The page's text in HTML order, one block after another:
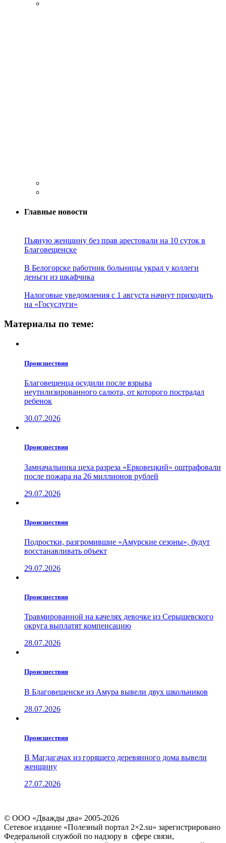
Главные новости
Пьяную женщину без прав арестовали на 10 суток в
Благовещенске
В Белогорске работник больницы украл у коллеги
деньги из шкафчика
Налоговые уведомления с 1 августа начнут приходить
на «Госуслуги»
Материалы по теме:
Проиcшествия
Благовещенца осудили после взрыва
неутилизированного салюта, от которого пострадал
ребенок
30.07.2026
Проиcшествия
Замначальника цеха разреза «Ерковецкий» оштрафовали
после пожара на 26 миллионов рублей
29.07.2026
Проиcшествия
Подростки, разгромившие «Амурские сезоны», будут
восстанавливать объект
29.07.2026
Проиcшествия
Травмированной на качелях девочке из Серышевского
округа выплатят компенсацию
28.07.2026
Проиcшествия
В Благовещенске из Амура вывели двух школьников
28.07.2026
Проиcшествия
В Магдагачах из горящего деревянного дома вывели
женщину
27.07.2026
© ООО «Дважды два» 2005-2026
Сетевое издание «Полезный портал 2×2.su» зарегистрировано
Федеральной службой по надзору в сфере связи,